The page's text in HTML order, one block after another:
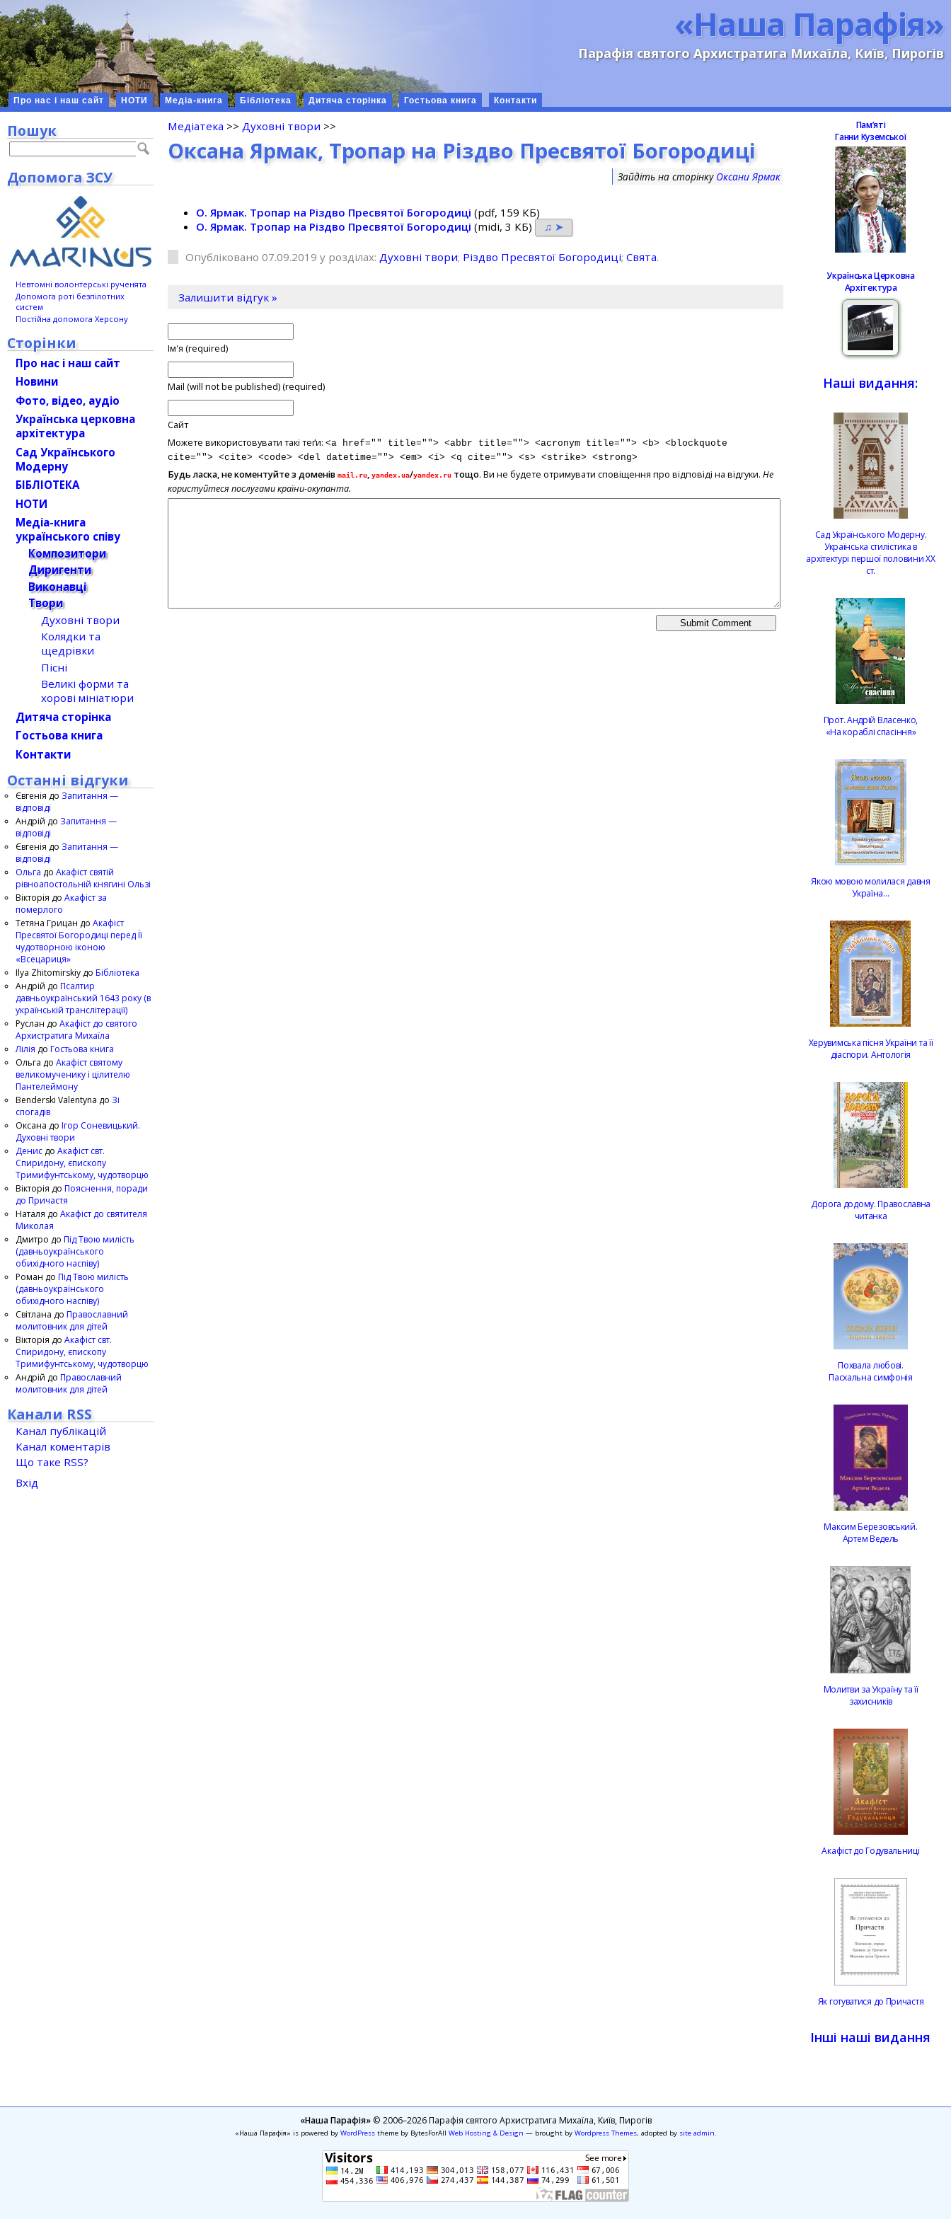
«Наша Парафія»
Парафія святого Архистратига Михаїла, Київ, Пирогів
Про нас і наш сайт НОТИ Медіа-книга Бібліотека Дитяча сторінка Гостьова книга Контакти
Медіатека >>Духовні твори >>
Оксана Ярмак, Тропар на Різдво Пресвятої Богородиці
Зайдіть на сторінку Оксани Ярмак
О. Ярмак. Тропар на Різдво Пресвятої Богородиці (pdf, 159 КБ)
О. Ярмак. Тропар на Різдво Пресвятої Богородиці (midi, 3 КБ) ♫ ➤
Опубліковано 07.09.2019 у розділах:Духовні твори; Різдво Пресвятої Богородиці;Свята.
Залишити відгук »
Ім'я (required)
Mail (will not be published) (required)
Сайт
Можете використовувати такі теґи:<a href="" title=""> <abbr title=""> <acronym title=""> <b> <blockquote
cite=""> <cite> <code> <del datetime=""> <em> <i> <q cite=""> <s> <strike> <strong>
Будь ласка, не коментуйте з доменівmail.ru,yandex.ua/yandex.ru тощо. Ви не будете отримувати сповіщення про відповіді на відгуки.Не
користуйтеся послугами країни-окупанта.
Пошук
Допомога ЗСУ
Невтомні волонтерські рученята
Допомога роті безпілотних
систем
Постійна допомога Херсону
Сторінки
Про нас і наш сайт
Новини
Фото, відео, аудіо
Українська церковна
архітектура
Сад Українського
Модерну
БІБЛІОТЕКА
НОТИ
Медіа-книга
українського співу
Композитори
Диригенти
Виконавці
Твори
Духовні твори
Колядки та
щедрівки
Пісні
Великі форми та
хорові мініатюри
Дитяча сторінка
Гостьова книга
Контакти
Останні відгуки
Євгенія до Запитання —
відповіді
Андрій до Запитання —
відповіді
Євгенія до Запитання —
відповіді
Ольга до Акафіст святій
рівноапостольній княгині Ользі
Вікторія до Акафіст за
померлого
Тетяна Грицан до Акафіст
Пресвятої Богородиці перед Її
чудотворною іконою
«Всецариця»
Ilya Zhitomirskiy до Бібліотека
Андрій до Псалтир
давньоукраїнський 1643 року (в
українській транслітерації)
Руслан до Акафіст до святого
Архистратига Михаїла
Лілія до Гостьова книга
Ольга до Акафіст святому
великомученику і цілителю
Пантелеймону
Benderski Valentyna до Зі
спогадів
Оксана до Ігор Соневицький.
Духовні твори
Денис до Акафіст свт.
Спиридону, єпископу
Тримифунтському, чудотворцю
Вікторія до Пояснення, поради
до Причастя
Наталя до Акафіст до святителя
Миколая
Дмитро до Під Твою милість
(давньоукраїнського
обихідного наспіву)
Роман до Під Твою милість
(давньоукраїнського
обихідного наспіву)
Світлана до Православний
молитовник для дітей
Вікторія до Акафіст свт.
Спиридону, єпископу
Тримифунтському, чудотворцю
Андрій до Православний
молитовник для дітей
Канали RSS
Канал публікацій
Канал коментарів
Що таке RSS?
Вхід
Памʼяті
Ганни Куземської
Українська Церковна
Архітектура
Наші видання:
Сад Українського Модерну.
Українська стилістика в
архітектурі першої половини ХХ
ст.
Прот. Андрій Власенко,
«На кораблі спасіння»
Якою мовою молилася давня
Україна…
Херувимська пісня України та її
діаспори. Антологія
Дорога додому. Православна
читанка
Похвала любові.
Пасхальна симфонія
Максим Березовський.
Артем Ведель
Молитви за Україну та її
захисників
Акафіст до Годувальниці
Як готуватися до Причастя
Інші наші видання
«Наша Парафія»© 2006–2026 Парафія святого Архистратига Михаїла, Київ, Пирогів
«Наша Парафія» is powered by WordPresstheme by BytesForAll Web Hosting & Design — brought by Wordpress Themes, adopted by site admin.